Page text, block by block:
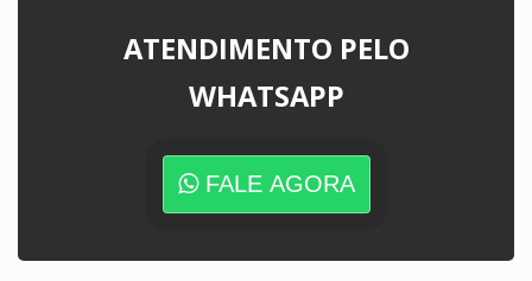
ATENDIMENTO PELO
WHATSAPP
FALE AGORA